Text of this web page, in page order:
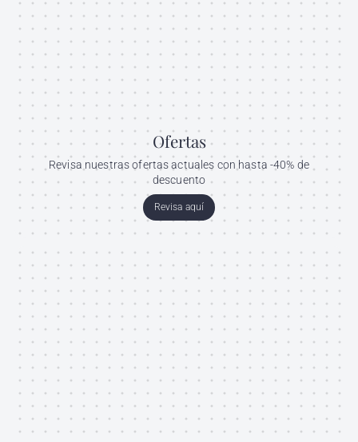
Ofertas
Revisa nuestras ofertas actuales con hasta -40% de
descuento
Revisa aquí